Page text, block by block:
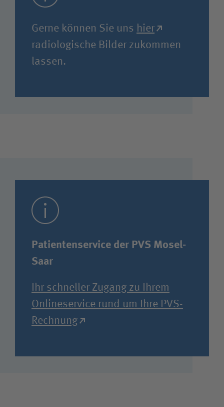
Gerne können Sie uns hier
radiologische Bilder zukommen
lassen.
Patientenservice der PVS Mosel-
Saar
Ihr schneller Zugang zu Ihrem
Onlineservice rund um Ihre PVS-
Rechnung